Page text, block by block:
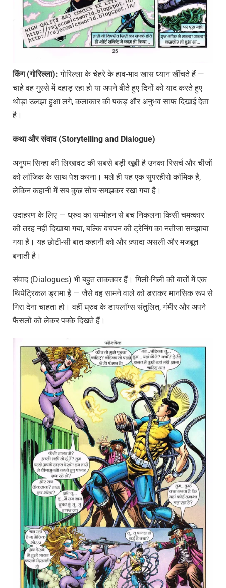
किंग (गोरिल्ला):गोरिल्ला के चेहरे के हाव-भाव खास ध्यान खींचते हैं —
चाहे वह गुस्से में दहाड़ रहा हो या अपने बीते हुए दिनों को याद करते हुए
थोड़ा उलझा हुआ लगे, कलाकार की पकड़ और अनुभव साफ दिखाई देता
है।
कथा और संवाद (Storytelling and Dialogue)
अनुपम सिन्हा की लिखावट की सबसे बड़ी खूबी है उनका रिसर्च और चीजों
को लॉजिक के साथ पेश करना। भले ही यह एक सुपरहीरो कॉमिक है,
लेकिन कहानी में सब कुछ सोच-समझकर रखा गया है।
उदाहरण के लिए — ध्रुव का सम्मोहन से बच निकलना किसी चमत्कार
की तरह नहीं दिखाया गया, बल्कि बचपन की ट्रेनिंग का नतीजा समझाया
गया है। यह छोटी-सी बात कहानी को और ज़्यादा असली और मजबूत
बनाती है।
संवाद (Dialogues) भी बहुत ताकतवर हैं। गिली-गिली की बातों में एक
थियेट्रिकल ड्रामा है — जैसे वह सामने वाले को डराकर मानसिक रूप से
गिरा देना चाहता हो। वहीं ध्रुव के डायलॉग्स संतुलित, गंभीर और अपने
फैसलों को लेकर पक्के दिखते हैं।